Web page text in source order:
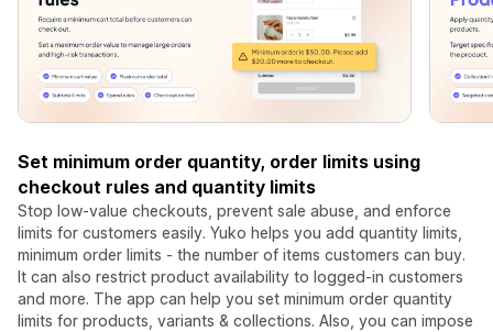
Set minimum order quantity, order limits using
checkout rules and quantity limits
Stop low-value checkouts, prevent sale abuse, and enforce
limits for customers easily. Yuko helps you add quantity limits,
minimum order limits - the number of items customers can buy.
It can also restrict product availability to logged-in customers
and more. The app can help you set minimum order quantity
limits for products, variants & collections. Also, you can impose